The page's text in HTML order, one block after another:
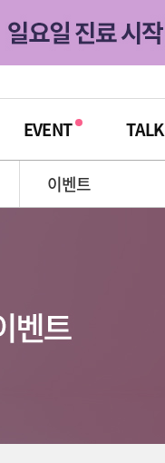
EVENT TALK
이벤트